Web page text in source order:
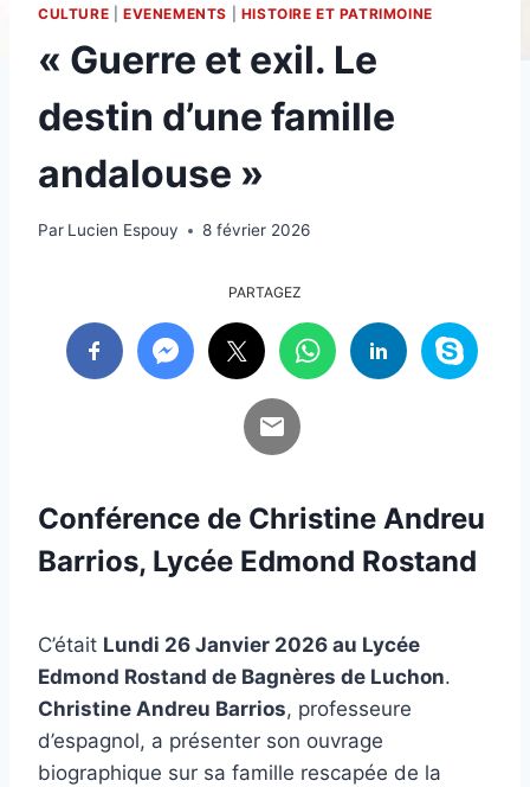
CULTURE EVENEMENTS HISTOIRE ET PATRIMOINE
« Guerre et exil. Le
destin d’une famille
andalouse »
Par Lucien Espouy 8 février 2026
PARTAGEZ
Conférence de Christine Andreu
Barrios, Lycée Edmond Rostand
C’était Lundi 26 Janvier 2026 au Lycée
Edmond Rostand de Bagnères de Luchon.
Christine Andreu Barrios, professeure
d’espagnol, a présenter son ouvrage
biographique sur sa famille rescapée de la